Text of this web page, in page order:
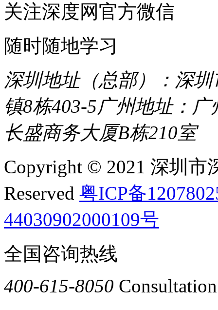
关注深度网官方微信
随时随地学习
深圳地址（总部）：深
镇8栋403-5广州地址：
长盛商务大厦B栋210室
Copyright © 2021 深圳市
Reserved 粤ICP备
44030902000109号
全国咨询热线
400-615-8050